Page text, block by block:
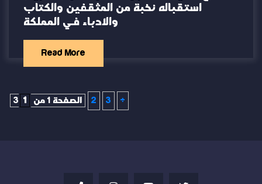
استقباله نخبة من المثقفين والكتاب
والادباء في المملكة
Read More
الصفحة 1 من 3 1 2 3 »